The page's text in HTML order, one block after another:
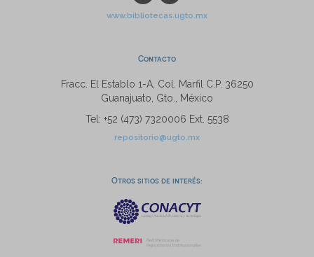
www.bibliotecas.ugto.mx
Contacto
Fracc. El Establo 1-A, Col. Marfil C.P. 36250
Guanajuato, Gto., México
Tel: +52 (473) 7320006 Ext. 5538
repositorio@ugto.mx
Otros sitios de interés: